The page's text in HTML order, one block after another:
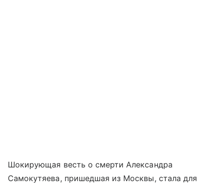
Шокирующая весть о смерти Александра
Самокутяева, пришедшая из Москвы, стала для